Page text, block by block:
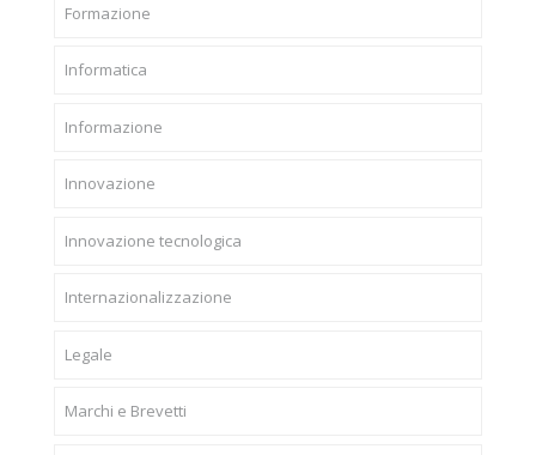
Formazione
Informatica
Informazione
Innovazione
Innovazione tecnologica
Internazionalizzazione
Legale
Marchi e Brevetti